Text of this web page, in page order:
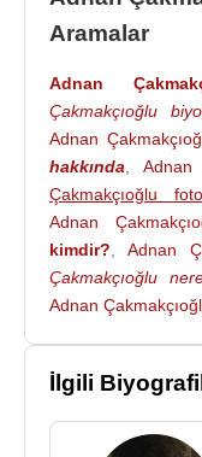
Kapılar (1945),
Çocuk Şiirleri
Şarkıların Vatanı
Öğretmenin
Soyut (1960),
Açı (1961),
Erdekli İstakoz
Mustafa Kemal
Güz Şöleni
Çocuk Kitapları :
Çocuklar İçin
Bizim Evin
Küçük Taka
Aramalar
Adnan
Çakmakçıoğlu
Adnan
hakkında, Adnan
Çakmakçıoğlu
Adnan
kimdir?,Adnan
Çakmakçıoğlu
Adnan
İlgili